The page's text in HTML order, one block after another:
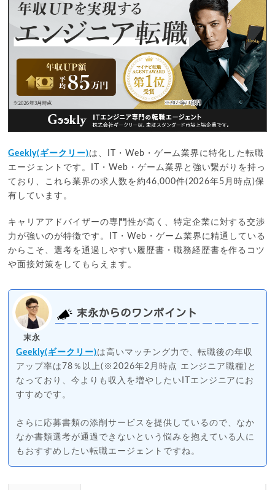
Geekly(ギークリー)は、IT・Web・ゲーム業界に特化した転職
エージェントです。IT・Web・ゲーム業界と強い繋がりを持っ
ており、これら業界の求人数を約46,000件(2026年5月時点)保
有しています。
キャリアアドバイザーの専門性が高く、特定企業に対する交渉
力が強いのが特徴です。IT・Web・ゲーム業界に精通している
からこそ、選考を通過しやすい履歴書・職務経歴書を作るコツ
や面接対策をしてもらえます。
末永
末永からのワンポイント
Geekly(ギークリー)は高いマッチング力で、転職後の年収
アップ率は78％以上(※2026年2月時点 エンジニア職種)と
なっており、今よりも収入を増やしたいITエンジニアにお
すすめです。
さらに応募書類の添削サービスを提供しているので、なか
なか書類選考が通過できないという悩みを抱えている人に
もおすすめしたい転職エージェントですね。